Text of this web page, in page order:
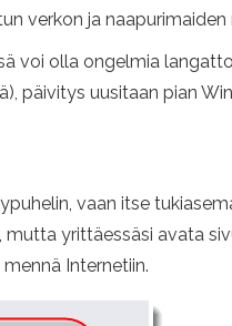
verkon ja naapurimaiden
voi olla ongelmia
päivitys uusitaan pian
vaan itse
yrittäessäsi avata
Internetiin.